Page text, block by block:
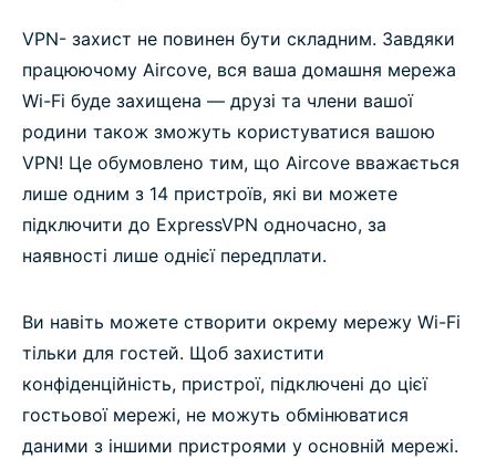
VPN- захист не повинен бути складним. Завдяки
працюючому Aircove, вся ваша домашня мережа
Wi-Fi буде захищена — друзі та члени вашої
родини також зможуть користуватися вашою
VPN! Це обумовлено тим, що Aircove вважається
лише одним з 14 пристроїв, які ви можете
підключити до ExpressVPN одночасно, за
наявності лише однієї передплати.
Ви навіть можете створити окрему мережу Wi-Fi
тільки для гостей. Щоб захистити
конфіденційність, пристрої, підключені до цієї
гостьової мережі, не можуть обмінюватися
даними з іншими пристроями у основній мережі.